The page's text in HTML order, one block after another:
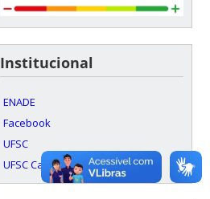
Institucional
ENADE
Facebook
UFSC
UFSC Campus Araranguá